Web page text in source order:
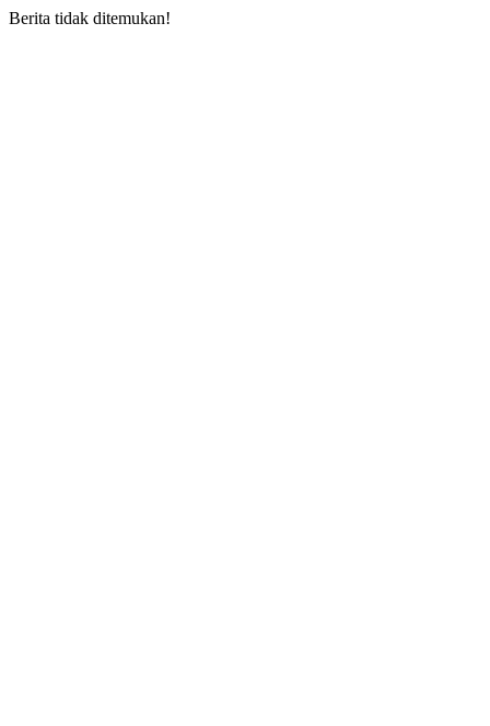
Berita tidak ditemukan!